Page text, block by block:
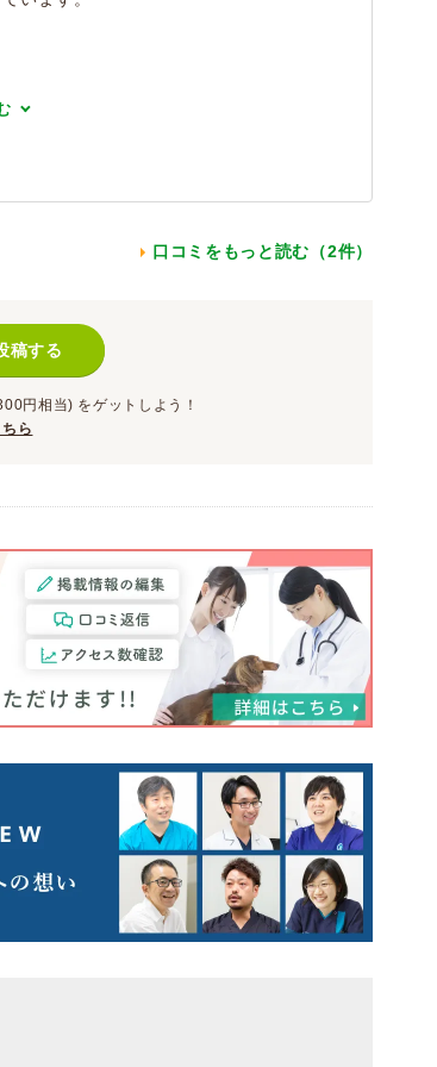
口コミをもっと読む（2件）
稿する
円相当) をゲットしよう！
ら